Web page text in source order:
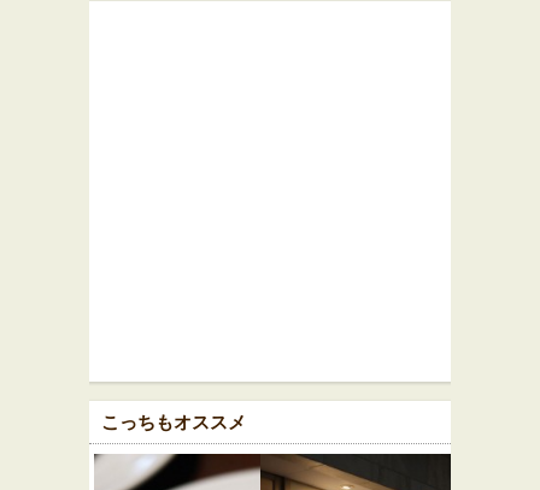
こっちもオススメ